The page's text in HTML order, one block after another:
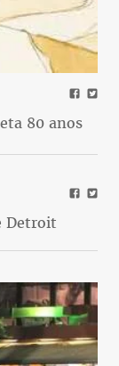
80 anos
Detroit